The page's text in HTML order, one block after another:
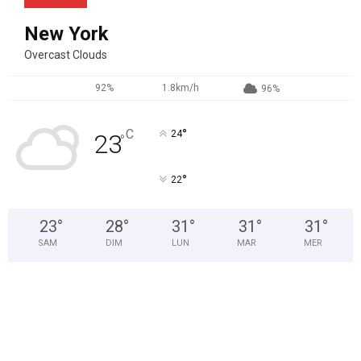
New York
Overcast Clouds
92% 1.8km/h 96%
23°C 24°
22°
23°
SAM
28°
DIM
31 °
LUN
31 °
MAR
31 °
MER